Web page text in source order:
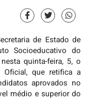
de Estado de
Socioeducativo do
quinta-feira, 5, o
que retifica a
aprovados no
médio e superior do